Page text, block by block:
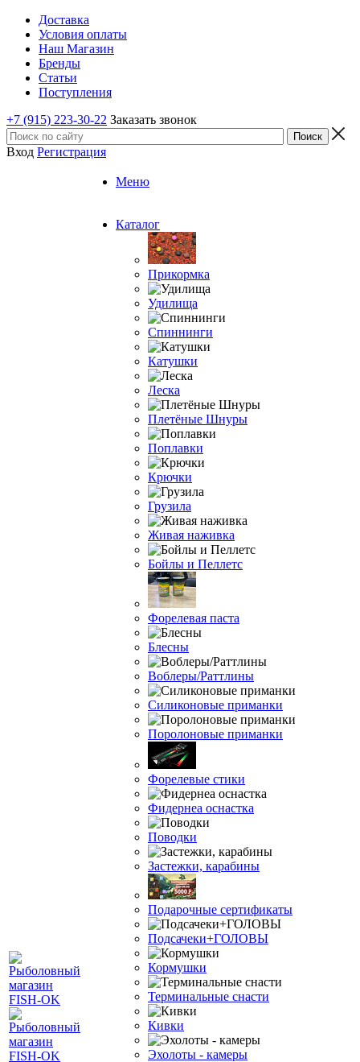
Доставка
Условия оплаты
Наш Магазин
Бренды
Статьи
Поступления
+7 (915) 223-30-22 Заказать звонок
Вход Регистрация
Меню
Каталог
Прикормка
Удилища
Спиннинги
Катушки
Леска
Плетёные Шнуры
Поплавки
Крючки
Грузила
Живая наживка
Бойлы и Пеллетс
Форелевая паста
Блесны
Воблеры/Раттлины
Силиконовые приманки
Поролоновые приманки
Форелевые стики
Фидернеа оснастка
Поводки
Застежки, карабины
Подарочные сертификаты
Подсачеки+ГОЛОВЫ
Кормушки
Терминальные снасти
Кивки
Эхолоты - камеры